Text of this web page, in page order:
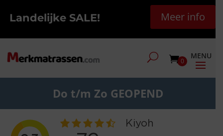
Landelijke SALE! Meer info
0
Do t/m Zo GEOPEND